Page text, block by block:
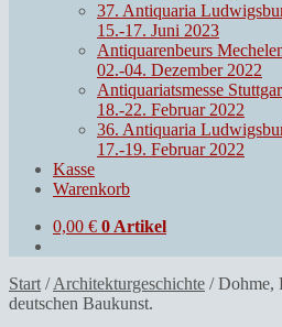
37. Antiquaria
15.-17. Juni 2023
Antiquarenbeurs
02.-04. Dezember 2022
Antiquariatsmesse
18.-22. Februar 2022
36. Antiquaria
17.-19. Februar 2022
Kasse
Warenkorb
0,00 € 0 Artikel
Start /Architekturgeschichte /Dohme,
deutschen Baukunst.